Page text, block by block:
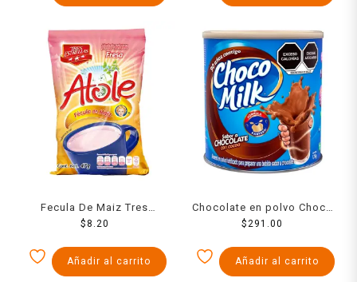
Fecula De Maiz Tres
Estrellas Para Atole Sabor
$ 8.20
Añadir al carrito
Chocolate en polvo Choco
Milk en lata 1.75 kg
$ 291.00
Añadir al carrito